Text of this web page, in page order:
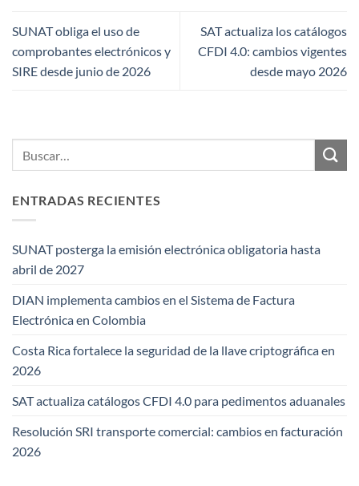
SUNAT obliga el uso de
comprobantes electrónicos y
SIRE desde junio de 2026
SAT actualiza los catálogos
CFDI 4.0: cambios vigentes
desde mayo 2026
ENTRADAS RECIENTES
SUNAT posterga la emisión electrónica obligatoria hasta
abril de 2027
DIAN implementa cambios en el Sistema de Factura
Electrónica en Colombia
Costa Rica fortalece la seguridad de la llave criptográfica en
2026
SAT actualiza catálogos CFDI 4.0 para pedimentos aduanales
Resolución SRI transporte comercial: cambios en facturación
2026